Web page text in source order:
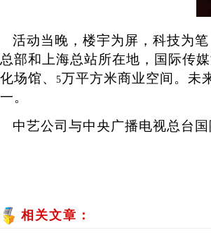
活动当晚，楼宇为屏，科技为
总部和上海总站所在地，国际传
化场馆、
5万平方米商业空间。未
一。
中艺公司与中央广播电视总台
相关文章：